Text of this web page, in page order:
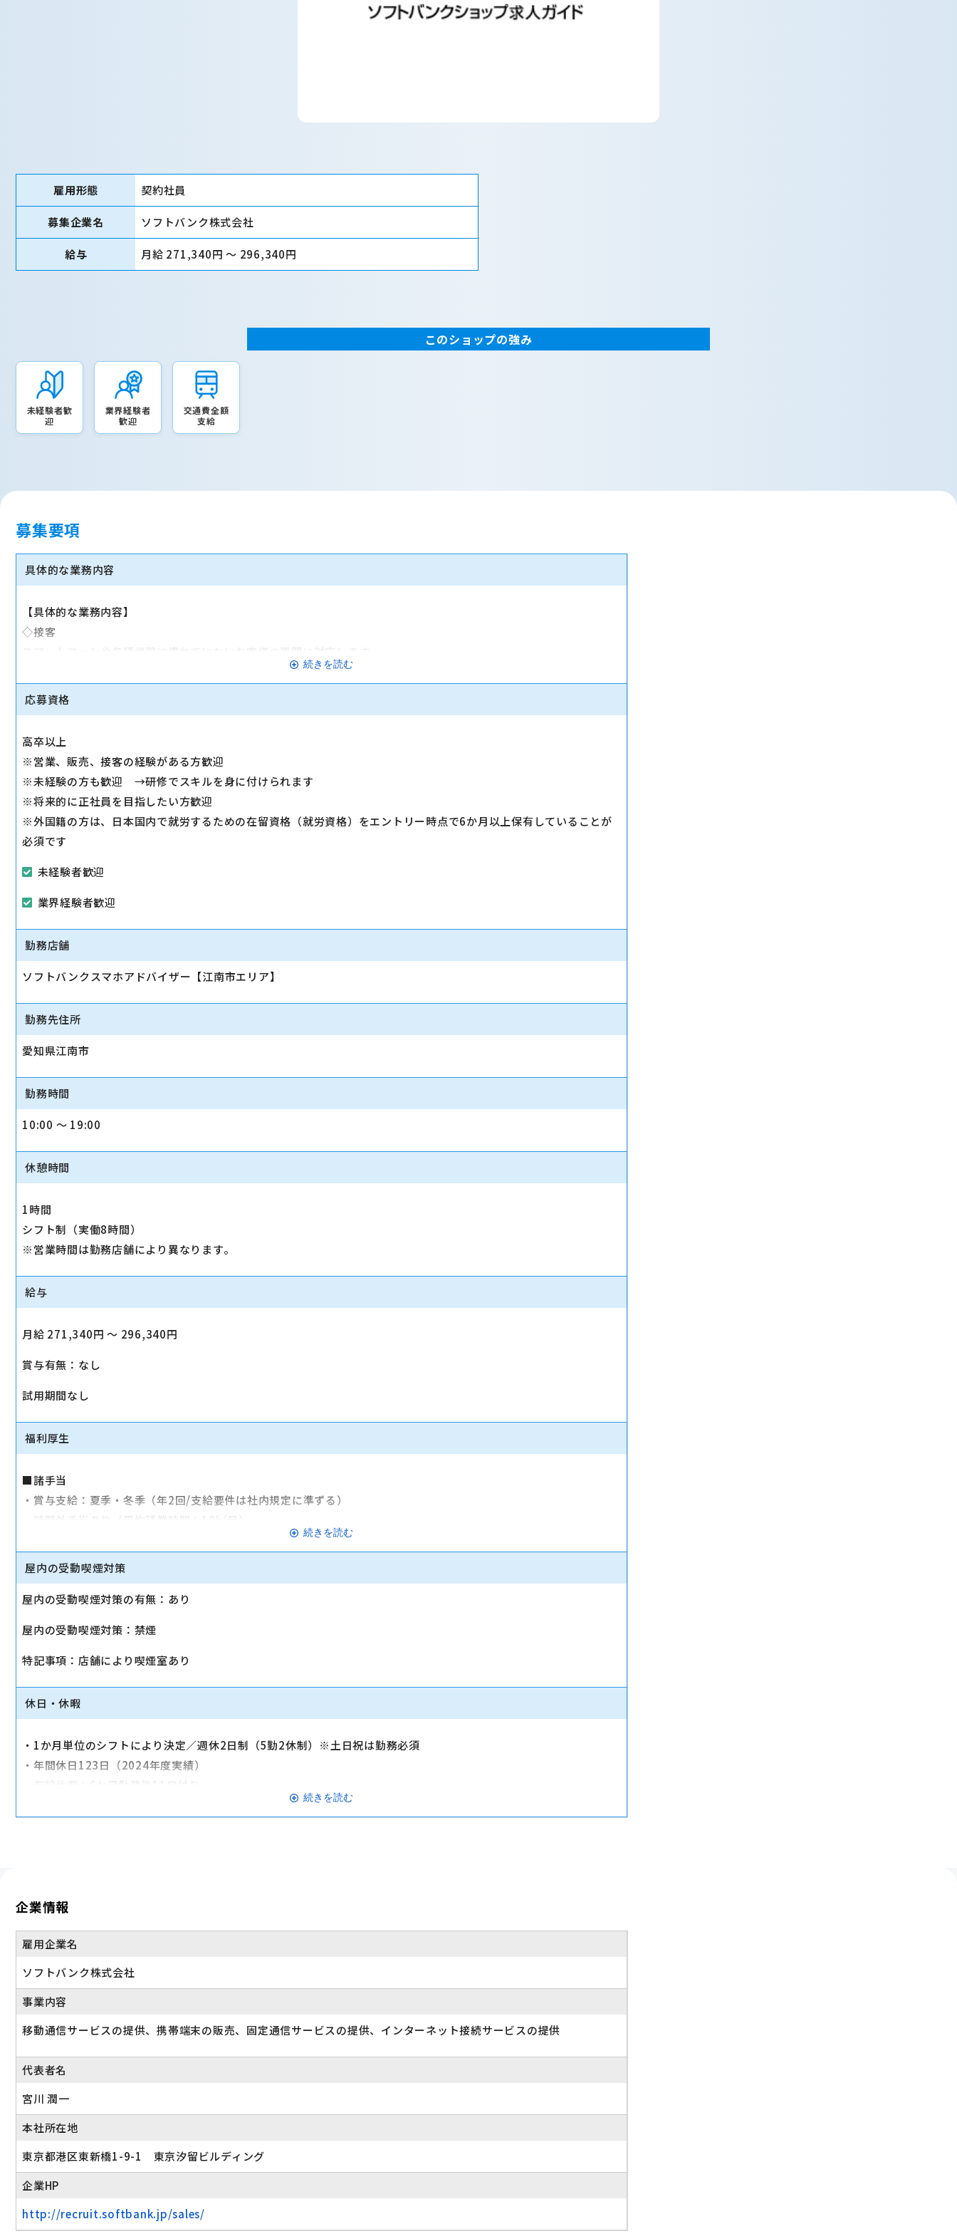
雇用形態 契約社員
募集企業名 ソフトバンク株式会社
給与 月給 271,340円 〜 296,340円
このショップの強み
未経験者歓
迎
業界経験者
歓迎
交通費全額
支給
募集要項
具体的な業務内容
【具体的な業務内容】
◇接客
スマートフォンや各種機器に慣れていないお客様の質問に対応します。
1日2～3回、スマホ教室を開催します。
◇注力サービスのご提案
スマホ教室を通して「PayPay」「Yahoo!ショッピング」「LINE」など、おススメサービスを体験いただきながら提案
します。
続きを読む
応募資格
高卒以上
※営業、販売、接客の経験がある方歓迎
※未経験の方も歓迎 →研修でスキルを身に付けられます
※将来的に正社員を目指したい方歓迎
※外国籍の方は、日本国内で就労するための在留資格（就労資格）をエントリー時点で6か月以上保有していることが
必須です
未経験者歓迎
業界経験者歓迎
勤務店舗
ソフトバンクスマホアドバイザー【江南市エリア】
勤務先住所
愛知県江南市
勤務時間
10:00 〜 19:00
休憩時間
1時間
シフト制（実働8時間）
※営業時間は勤務店舗により異なります。
給与
月給 271,340円 〜 296,340円
賞与有無：なし
試用期間なし
福利厚生
■諸手当
・賞与支給：夏季・冬季（年2回/支給要件は社内規定に準ずる）
・時間外手当あり（平均残業時間：10h/月）
■その他
・入社時に研修有（職種・地域によって研修日程が異なる）
・福利厚生制度あり（自社インターネット優待制度等）
交通費全額支給
続きを読む
屋内の受動喫煙対策
屋内の受動喫煙対策の有無：あり
屋内の受動喫煙対策：禁煙
特記事項：店舗により喫煙室あり
休日・休暇
・1か月単位のシフトにより決定／週休2日制（5勤2休制）※土日祝は勤務必須
・年間休日123日（2024年度実績）
・有給休暇：6か月勤務後11日付与
・特別有給休暇：結婚休暇・配偶者出産休暇・交通遮断休暇・忌引休暇
続きを読む
企業情報
雇用企業名
ソフトバンク株式会社
事業内容
移動通信サービスの提供、携帯端末の販売、固定通信サービスの提供、インターネット接続サービスの提供
代表者名
宮川 潤一
本社所在地
東京都港区東新橋1-9-1 東京汐留ビルディング
企業HP
http://recruit.softbank.jp/sales/